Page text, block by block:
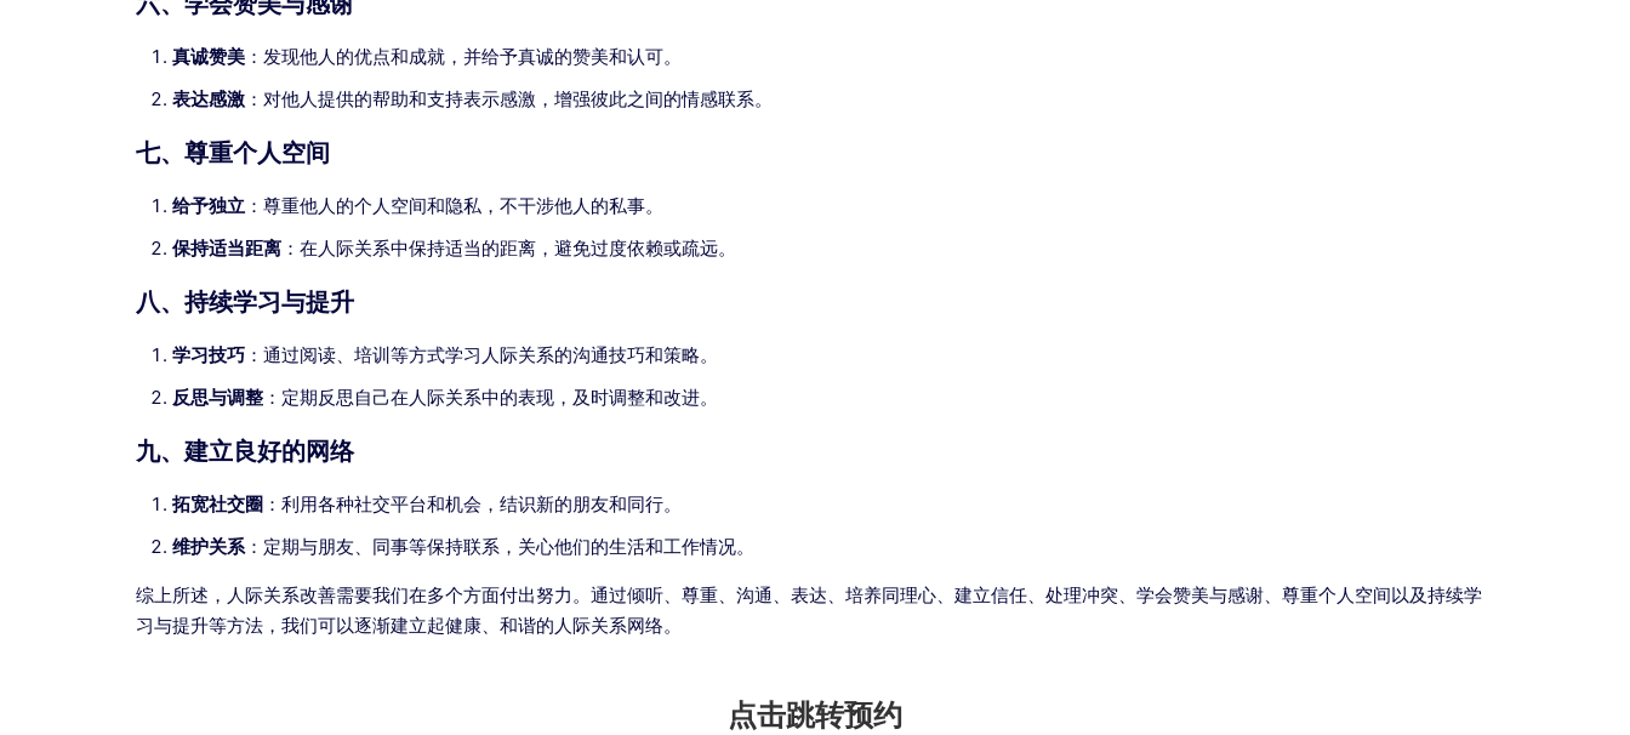
真诚赞美 ：发现他人的优点和成就，并给予真诚的赞美和认可。
表达感激 ：对他人提供的帮助和支持表示感激，增强彼此之间的情感联系。
七、尊重个人空间
给予独立 ：尊重他人的个人空间和隐私，不干涉他人的私事。
保持适当距离 ：在人际关系中保持适当的距离，避免过度依赖或疏远。
八、持续学习与提升
学习技巧 ：通过阅读、培训等方式学习人际关系的沟通技巧和策略。
反思与调整 ：定期反思自己在人际关系中的表现，及时调整和改进。
九、建立良好的网络
拓宽社交圈 ：利用各种社交平台和机会，结识新的朋友和同行。
维护关系：定期与朋友、同事等保持联系，关心他们的生活和工作情况。
综上所述，人际关系改善需要我们在多个方面付出努力。通过倾听、尊重、沟通、表达、培养同理心、建立信任、处理冲突、学会赞美与感谢、尊重个人空间以及持续学
习与提升等方法，我们可以逐渐建立起健康、和谐的人际关系网络。
点击跳转预约